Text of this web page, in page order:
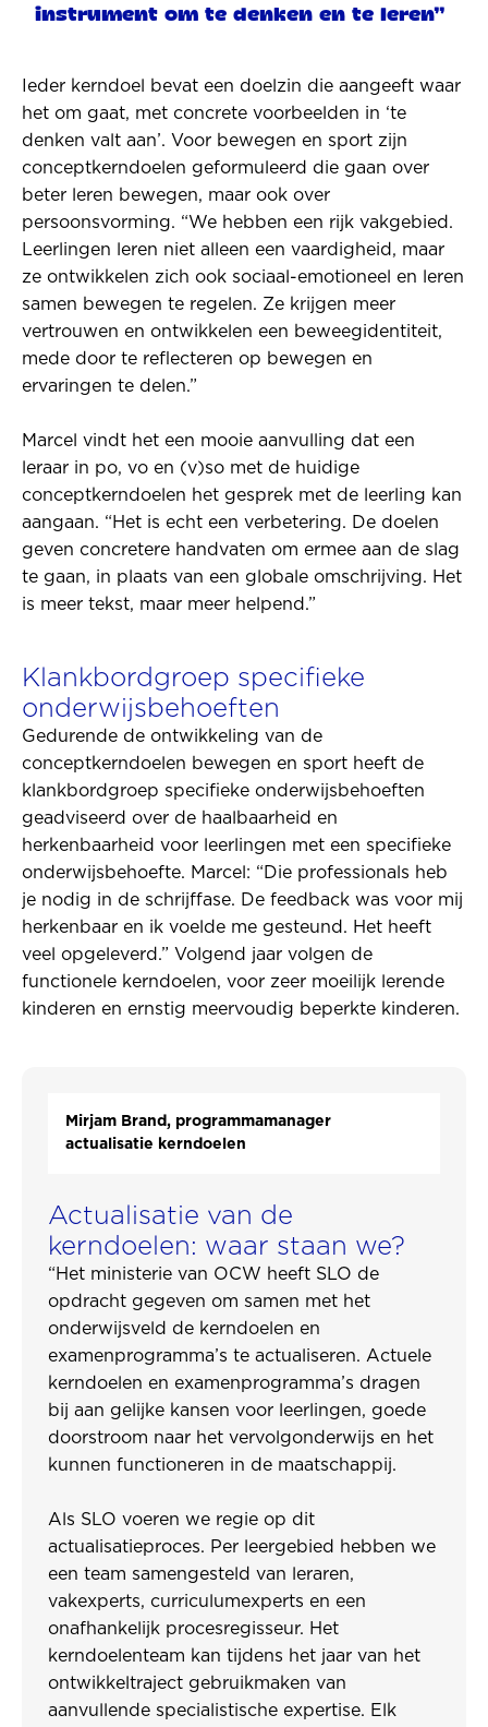
instrument om te denken en te leren"
Ieder kerndoel bevat een doelzin die aangeeft waar
het om gaat, met concrete voorbeelden in ‘te
denken valt aan’. Voor bewegen en sport zijn
conceptkerndoelen geformuleerd die gaan over
beter leren bewegen, maar ook over
persoonsvorming. “We hebben een rijk vakgebied.
Leerlingen leren niet alleen een vaardigheid, maar
ze ontwikkelen zich ook sociaal-emotioneel en leren
samen bewegen te regelen. Ze krijgen meer
vertrouwen en ontwikkelen een beweegidentiteit,
mede door te reflecteren op bewegen en
ervaringen te delen.”
Marcel vindt het een mooie aanvulling dat een
leraar in po, vo en (v)so met de huidige
conceptkerndoelen het gesprek met de leerling kan
aangaan. “Het is echt een verbetering. De doelen
geven concretere handvaten om ermee aan de slag
te gaan, in plaats van een globale omschrijving. Het
is meer tekst, maar meer helpend.”
Klankbordgroep specifieke
onderwijsbehoeften
Gedurende de ontwikkeling van de
conceptkerndoelen bewegen en sport heeft de
klankbordgroep specifieke onderwijsbehoeften
geadviseerd over de haalbaarheid en
herkenbaarheid voor leerlingen met een specifieke
onderwijsbehoefte. Marcel: “Die professionals heb
je nodig in de schrijffase. De feedback was voor mij
herkenbaar en ik voelde me gesteund. Het heeft
veel opgeleverd.” Volgend jaar volgen de
functionele kerndoelen, voor zeer moeilijk lerende
kinderen en ernstig meervoudig beperkte kinderen.
Actualisatie van de
kerndoelen: waar staan we?
“Het ministerie van OCW heeft SLO de
opdracht gegeven om samen met het
onderwijsveld de kerndoelen en
examenprogramma’s te actualiseren. Actuele
kerndoelen en examenprogramma’s dragen
bij aan gelijke kansen voor leerlingen, goede
doorstroom naar het vervolgonderwijs en het
kunnen functioneren in de maatschappij.
Mirjam Brand, programmamanager
actualisatie kerndoelen
Als SLO voeren we regie op dit
actualisatieproces. Per leergebied hebben we
een team samengesteld van leraren,
vakexperts, curriculumexperts en een
onafhankelijk procesregisseur. Het
kerndoelenteam kan tijdens het jaar van het
ontwikkeltraject gebruikmaken van
aanvullende specialistische expertise. Elk